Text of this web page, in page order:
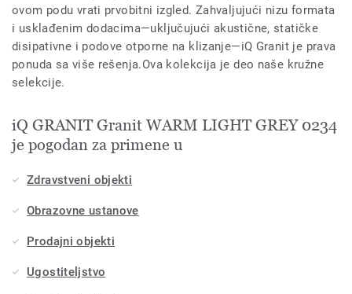
ovom podu vrati prvobitni izgled. Zahvaljujući nizu formata
i usklađenim dodacima—uključujući akustične, statičke
disipativne i podove otporne na klizanje—iQ Granit je prava
ponuda sa više rešenja.Ova kolekcija je deo naše kružne
selekcije.
iQ GRANIT Granit WARM LIGHT GREY 0234
je pogodan za primene u
Zdravstveni objekti
Obrazovne ustanove
Prodajni objekti
Ugostiteljstvo